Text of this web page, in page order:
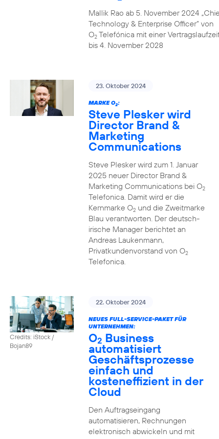
Mallik Rao ab 5. November 2024
Technology & Enterprise Officer” von
O2Telefónica mit einer
bis 4. November 2028
23. Oktober 2024
MARKE O2:
Steve Plesker wird
Director Brand &
Marketing
Communications
Steve Plesker wird zum 1. Januar
2025 neuer Director Brand &
Marketing Communications bei O2
Telefonica. Damit wird er die
Kernmarke O2und die Zweitmarke
Blau verantworten. Der deutsch-
irische Manager berichtet an
Andreas Laukenmann,
Privatkundenvorstand von O2
Telefonica.
Credits: iStock /
Bojan89
22. Oktober 2024
NEUES FULL-SERVICE-PAKET FÜR
UNTERNEHMEN:
O2 Business
automatisiert
Geschäftsprozesse
einfach und
kosteneffizient in der
Cloud
Den Auftragseingang
automatisieren, Rechnungen
elektronisch abwickeln und mit